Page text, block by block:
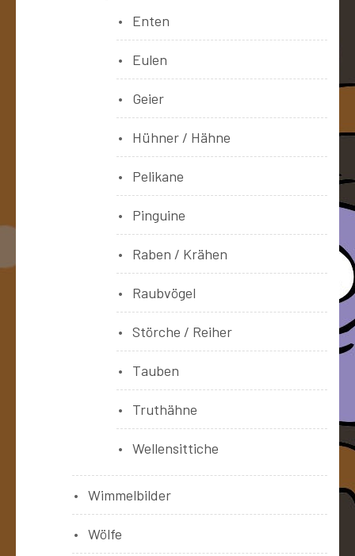
Enten
Eulen
Geier
Hühner / Hähne
Pelikane
Pinguine
Raben / Krähen
Raubvögel
Störche / Reiher
Tauben
Truthähne
Wellensittiche
Wimmelbilder
Wölfe